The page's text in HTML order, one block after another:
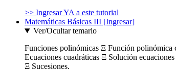
>> Ingresar YA a este tutorial
Matemáticas Básicas III [Ingresar]
Ver/Ocultar temario
Funciones polinómicas Ξ Función polinómica
Ecuaciones cuadráticas Ξ Solución
Ξ Sucesiones.